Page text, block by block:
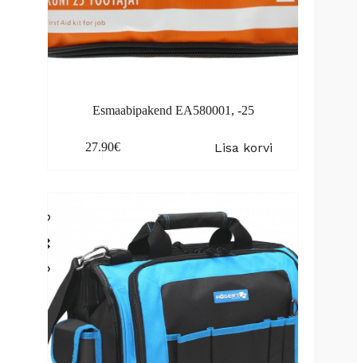
Esmaabipakend EA580001, -25
27.90€ Lisa korvi